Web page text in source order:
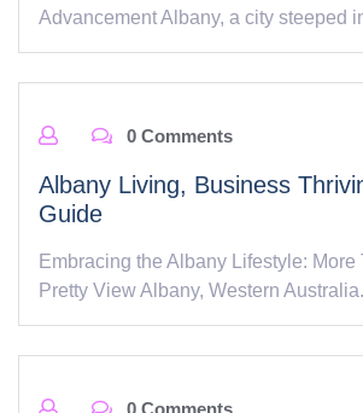
Advancement Albany, a city steeped
0 Comments
Albany Living, Business
Guide
Embracing the Albany Lifestyle: More
Pretty View Albany, Western
0 Comments